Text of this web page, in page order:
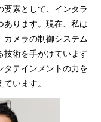
要素として、インタラ
あります。現在、私は
カメラの制御システム
技術を手がけています
タテインメントの力を
います。